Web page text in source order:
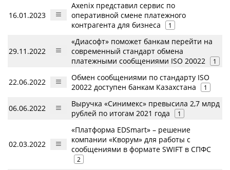
16.01.2023
Axenix представил сервис по
оперативной смене платежного
контрагента для бизнеса
1
29.11.2022
«Диасофт» поможет банкам перейти на
современный стандарт обмена
платежными сообщениями ISO 20022
1
22.06.2022
Обмен сообщениями по стандарту ISO
20022 доступен банкам Казахстана
1
06.06.2022
Выручка «Синимекс» превысила 2,7 млрд
рублей по итогам 2021 года
1
02.03.2022
«Платформа EDSmart» – решение
компании «Кворум» для работы с
сообщениями в формате SWIFT в CПФС
2